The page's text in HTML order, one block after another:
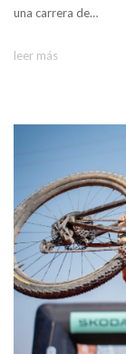
una carrera de…
leer más